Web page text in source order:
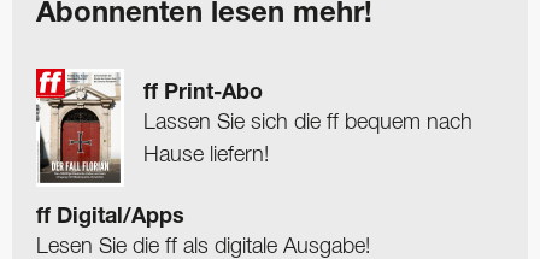
Abonnenten lesen mehr!
ff Print-Abo
Lassen Sie sich die ff bequem nach
Hause liefern!
ff Digital/Apps
Lesen Sie die ff als digitale Ausgabe!